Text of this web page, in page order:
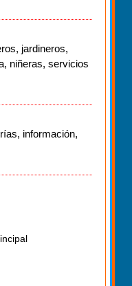
jardineros,
niñeras, servicios
información,